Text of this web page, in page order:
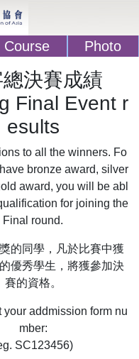
Course Photo
決賽成績
Final Event r
esults
to all the winners. Fo
bronze award, silver
award, you will be abl
for joining the
Final round.
的同學，凡於比賽中獲
優秀學生，將獲參加決
賽的資格。
your addmission form nu
mber:
SC123456)